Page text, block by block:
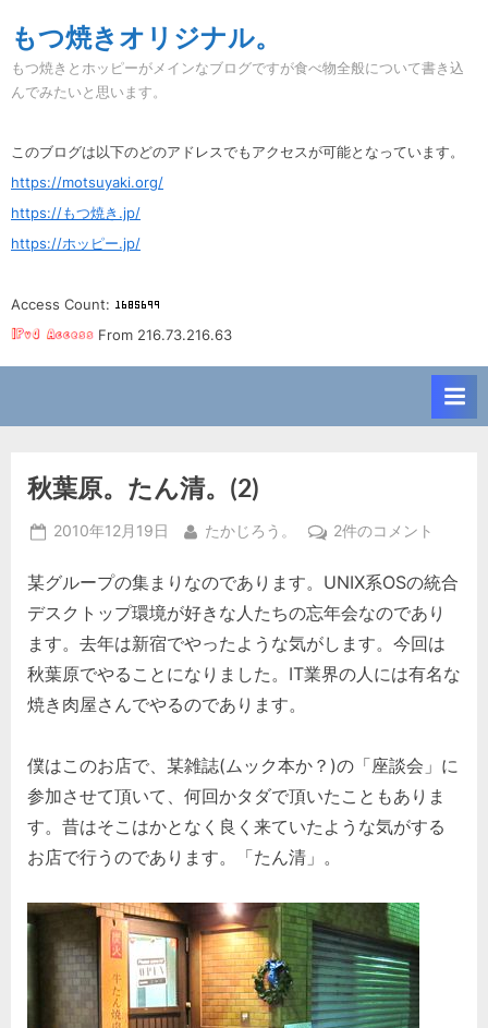
to
content
もつ焼きオリジナル。
もつ焼きとホッピーがメインなブログですが食べ物全般について書き込
んでみたいと思います。
このブログは以下のどのアドレスでもアクセスが可能となっています。
https://motsuyaki.org/
https://もつ焼き.jp/
https://ホッピー.jp/
Access Count:
From 216.73.216.63
秋葉原。たん清。(2)
Posted
2010年12月19日 By
たかじろう。
秋
原。
た
清。
(2)
2件のコメント
某グループの集まりなのであります。UNIX系OSの統合
デスクトップ環境が好きな人たちの忘年会なのであり
ます。去年は新宿でやったような気がします。今回は
秋葉原でやることになりました。IT業界の人には有名な
焼き肉屋さんでやるのであります。
僕はこのお店で、某雑誌(ムック本か？)の「座談会」に
参加させて頂いて、何回かタダで頂いたこともありま
す。昔はそこはかとなく良く来ていたような気がする
お店で行うのであります。「たん清」。